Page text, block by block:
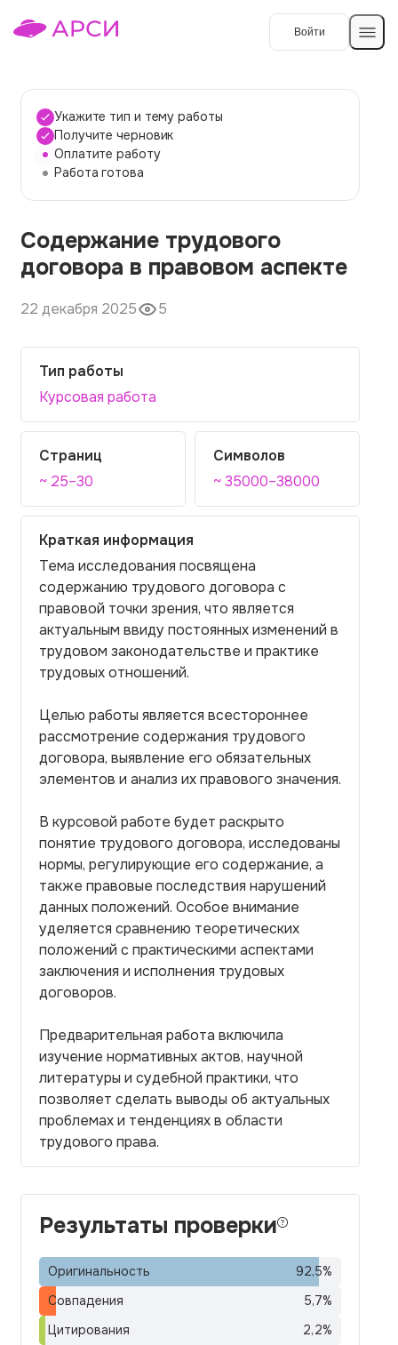
Войти
Темы работ
О сервисе
О компании
Наши гарантии
Порядок оплаты
Вопросы и ответы
Отзывы
Контакты
Укажите тип и тему работы
Получите черновик
Оплатите работу
Работа готова
Содержание трудового
договора в правовом аспекте
22 декабря 2025 5
Тип работы
Курсовая работа
Страниц
~ 25–30
Символов
~ 35000–38000
Краткая информация
Тема исследования посвящена
содержанию трудового договора с
правовой точки зрения, что является
актуальным ввиду постоянных изменений в
трудовом законодательстве и практике
трудовых отношений.
Целью работы является всестороннее
рассмотрение содержания трудового
договора, выявление его обязательных
элементов и анализ их правового значения.
В курсовой работе будет раскрыто
понятие трудового договора, исследованы
нормы, регулирующие его содержание, а
также правовые последствия нарушений
данных положений. Особое внимание
уделяется сравнению теоретических
положений с практическими аспектами
заключения и исполнения трудовых
договоров.
Предварительная работа включила
изучение нормативных актов, научной
литературы и судебной практики, что
позволяет сделать выводы об актуальных
проблемах и тенденциях в области
трудового права.
Результаты проверки
Оригинальность 92,5%
Совпадения
5,7%
Цитирования
2,2%